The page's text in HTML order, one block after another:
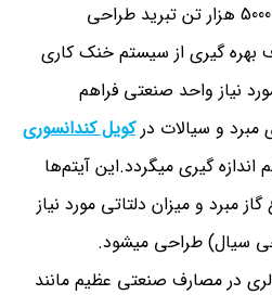
متفاوتی نظیر 1 تن تبرید الی 5000 هزار تن تبرید طراحی
بهره گیری از سیستم خنک کاری
نیاز واحد صنعتی فراهم
و سیالات درکویل کندانسوری
گیری میگردد.این آیتم‌ها
مبرد و میزان دلتاتی مورد نیاز
سیال) طراحی میشود.
در مصارف صنعتی عظیم مانند